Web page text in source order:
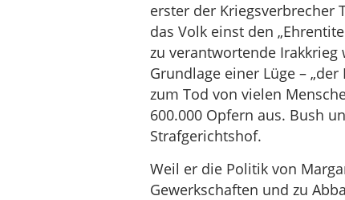
erster der Kriegsverbrecher
das Volk einst den
zu verantwortende
Grundlage einer Lüge –
zum Tod von vielen
600.000 Opfern aus. Bush
Strafgerichtshof.
Weil er die Politik von
Gewerkschaften und zu